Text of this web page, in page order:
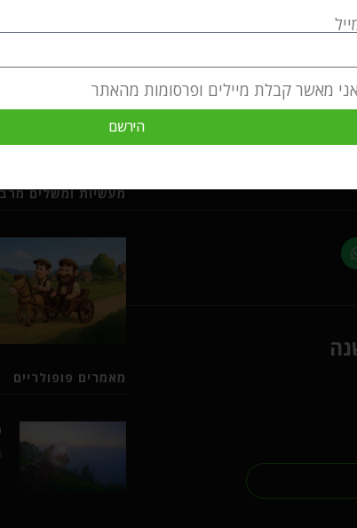
מעשיות ומשלים
מאמרים פופולריים
אני מאשר קבלת מיילים ופרסומות מהאתר
הירשם